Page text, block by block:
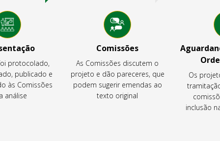
protocolado,
publicado e
às Comissões
análise
Comissões
As Comissões discutem o
projeto e dão pareceres, que
podem sugerir emendas ao
texto original
Os
inclusão